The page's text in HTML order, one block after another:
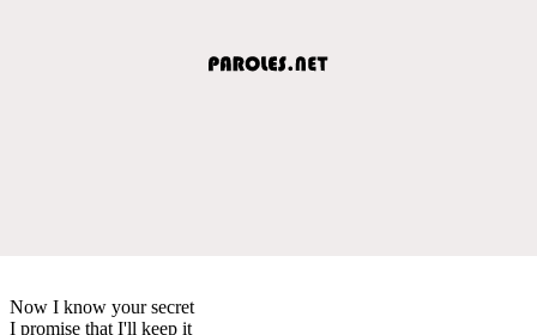
Now I know your secret
I promise that I'll keep it